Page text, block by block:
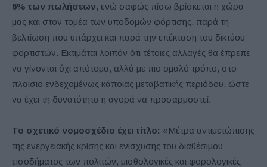
6% των πωλήσεων, ενώ σαφώς πίσω βρίσκεται η χώρα
μας και στον τομέα των υποδομών φόρτισης, παρά τη
βελτίωση που υπάρχει και παρά την επέκταση του δικτύου
φορτιστών. Εκτιμάται λοιπόν ότι τέτοιες αλλαγές θα έπρεπε
να γίνονται όχι απότομα, αλλά με πιο ομαλό τρόπο, στο
πλαίσιο ενδεχομένως κάποιας μεταβατικής περιόδου, ώστε
να έχει τη δυνατότητα η αγορά να προσαρμοστεί.
Το σχετικό νομοσχέδιο έχει τίτλο: «Mέτρα αντιμετώπισης
της ενεργειακής κρίσης και ενίσχυσης του διαθέσιμου
εισοδήματος των πολιτών, μισθολογικές και φορολογικές